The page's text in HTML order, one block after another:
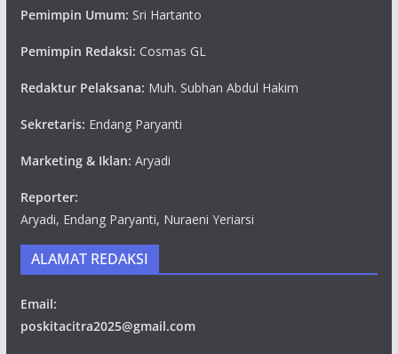
Pemimpin Umum: Sri Hartanto
Pemimpin Redaksi: Cosmas GL
Redaktur Pelaksana: Muh. Subhan Abdul Hakim
Sekretaris: Endang Paryanti
Marketing & Iklan: Aryadi
Reporter:
Aryadi, Endang Paryanti, Nuraeni Yeriarsi
ALAMAT REDAKSI
Email:
poskitacitra2025@gmail.com